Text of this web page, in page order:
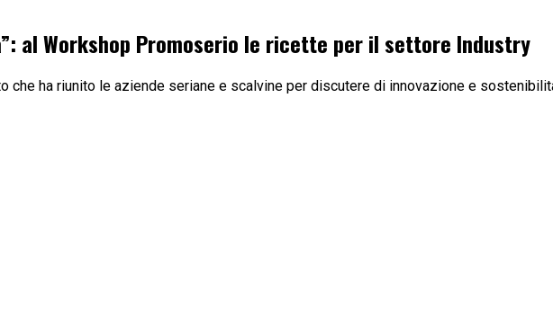
al Workshop Promoserio le ricette per il settore Industry
che ha riunito le aziende seriane e scalvine per discutere di innovazione e